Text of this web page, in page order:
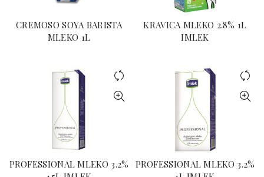
CREMOSO SOYA BARISTA
MLEKO 1L
KRAVICA MLEKO 2.8% 1L
IMLEK
PROFESSIONAL MLEKO 3.2%
PROFESSIONAL MLEKO 3.2%